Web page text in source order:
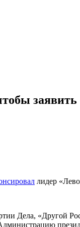
заявить
лидер
Дела, «Другой